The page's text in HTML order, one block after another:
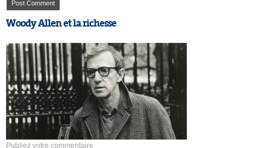
Woody Allen et la richesse
Publiez votre commentaire